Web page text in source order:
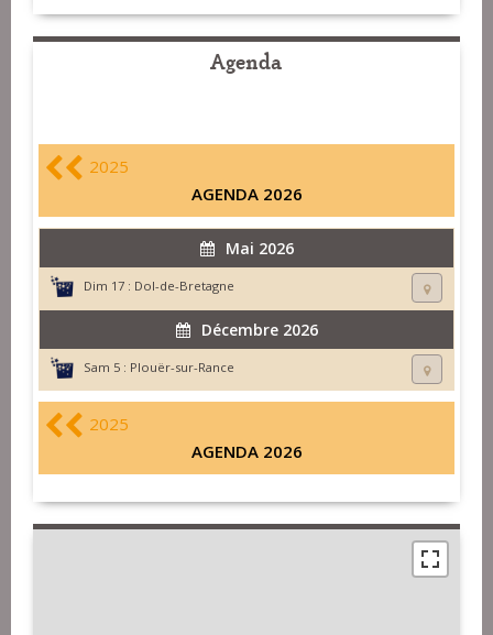
Agenda
2025
AGENDA 2026
Mai 2026
Dim 17 : Dol-de-Bretagne
Décembre 2026
Sam 5 : Plouër-sur-Rance
2025
AGENDA 2026